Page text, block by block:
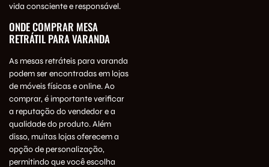
vida consciente e responsável.
ONDE COMPRAR MESA
RETRÁTIL PARA VARANDA
As mesas retráteis para varanda
podem ser encontradas em lojas
de móveis físicas e online. Ao
comprar, é importante verificar
a reputação do vendedor e a
qualidade do produto. Além
disso, muitas lojas oferecem a
opção de personalização,
permitindo que você escolha